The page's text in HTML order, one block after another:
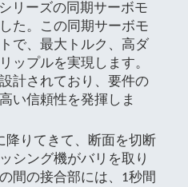
リーズの同期サーボモ
た。この同期サーボモ
で、最大トルク、高ダ
ップルを実現します。
計されており、要件の
い信頼性を発揮しま
降りてきて、断面を切断
シング機がバリを取り
間の接合部には、1秒間